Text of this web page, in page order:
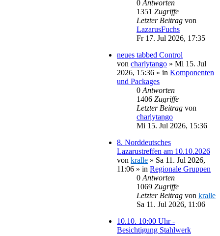
0 Antworten
1351 Zugriffe
Letzter Beitrag von
LazarusFuchs
Fr 17. Jul 2026, 17:35
neues tabbed Control
von charlytango » Mi 15. Jul
2026, 15:36 » in Komponenten
und Packages
0 Antworten
1406 Zugriffe
Letzter Beitrag von
charlytango
Mi 15. Jul 2026, 15:36
8. Norddeutsches
Lazarustreffen am 10.10.2026
von kralle » Sa 11. Jul 2026,
11:06 » in Regionale Gruppen
0 Antworten
1069 Zugriffe
Letzter Beitrag von kralle
Sa 11. Jul 2026, 11:06
10.10. 10:00 Uhr -
Besichtigung Stahlwerk